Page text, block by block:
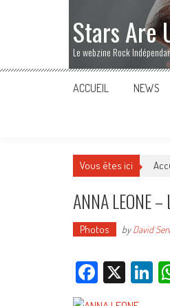
Stars Are
Le webzine Rock
ACCUEIL NEWS
Vous êtes ici
ANNA LEONE
Photos byDavid
X